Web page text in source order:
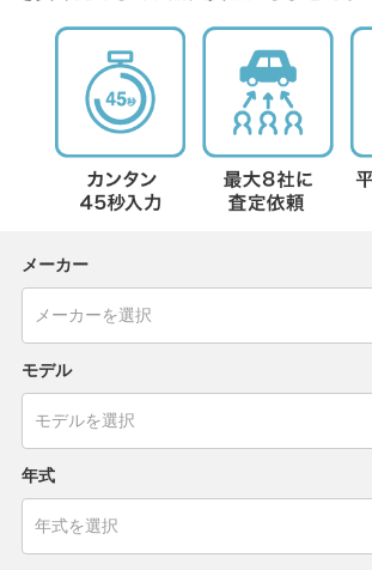
メーカー
モデル
年式